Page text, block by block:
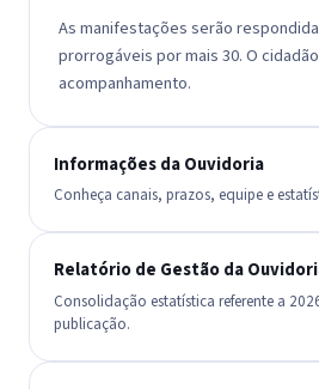
As manifestações serão
prorrogáveis por mais 30. O
acompanhamento.
Informações da Ouvidoria
Conheça canais, prazos, equipe e
Relatório de Gestão da
Consolidação estatística referente a
publicação.